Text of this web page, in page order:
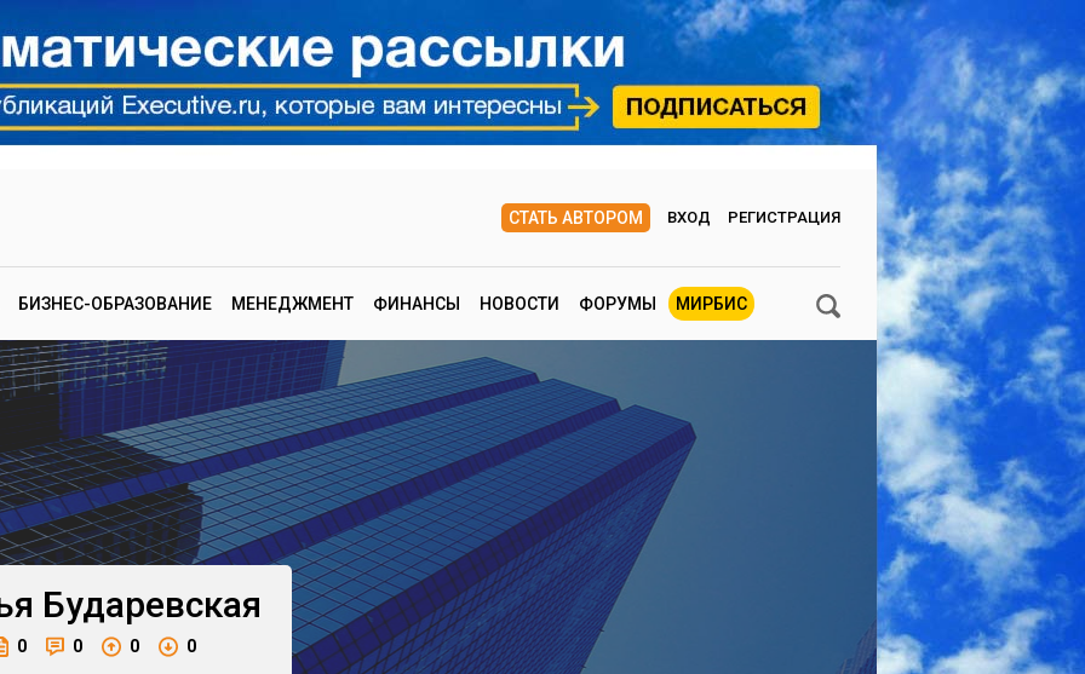
СТАТЬ АВТОРОМ ВХОД РЕГИСТРАЦИЯ
БИЗНЕС-ОБРАЗОВАНИЕ МЕНЕДЖМЕНТ ФИНАНСЫ НОВОСТИ ФОРУМЫ МИРБИС
Бударевская
0 0 0 0